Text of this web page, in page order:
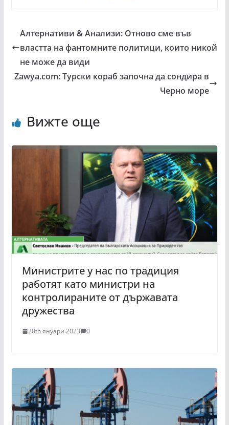
Алтернативи & Анализи: Отново сме във
властта на фантомните политици, които никой
не може да види
Zawya.com: Турски кораб започна да сондира в
Черно море
Вижте още
Министрите у нас по традиция
работят като министри на
контролираните от държавата
дружества
20th януари 2023 0